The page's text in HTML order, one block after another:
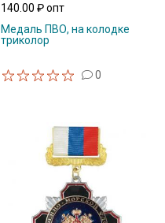
140.00 ₽ опт
Медаль ПВО, на колодке
триколор
0